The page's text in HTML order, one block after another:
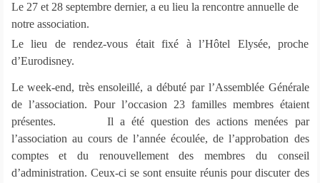
Le 27 et 28 septembre dernier, a eu lieu la rencontre annuelle de
notre association.
Le lieu de rendez-vous était fixé à l’Hôtel Elysée, proche
d’Eurodisney.
Le week-end, très ensoleillé, a débuté par l’Assemblée Générale
de l’association. Pour l’occasion 23 familles membres étaient
présentes. Il a été question des actions menées par
l’association au cours de l’année écoulée, de l’approbation des
comptes et du renouvellement des membres du conseil
d’administration. Ceux-ci se sont ensuite réunis pour discuter des